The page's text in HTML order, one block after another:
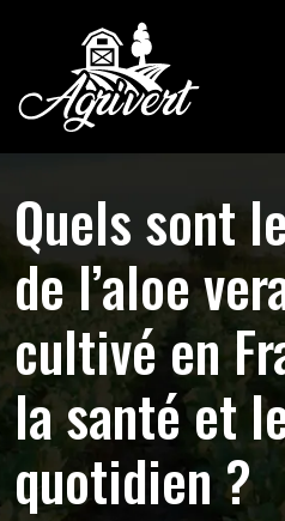
Quels sont
de l’aloe
cultivé en
la santé et
quotidien ?